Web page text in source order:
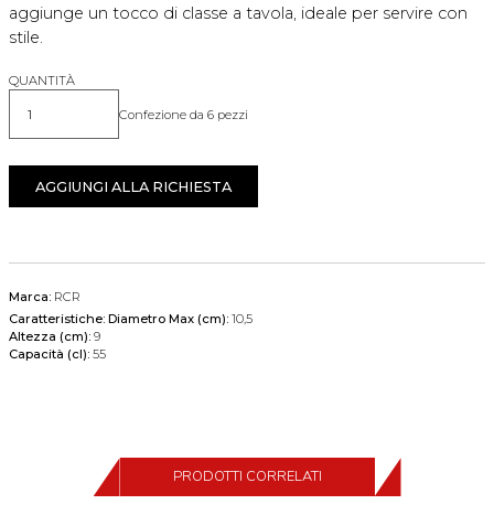
aggiunge un tocco di classe a tavola, ideale per servire con
stile.
QUANTITÀ
Quantità Confezione da 6 pezzi
AGGIUNGI ALLA RICHIESTA
Marca: RCR
Caratteristiche: Diametro Max (cm): 10,5
Altezza (cm): 9
Capacità (cl): 55
PRODOTTI CORRELATI